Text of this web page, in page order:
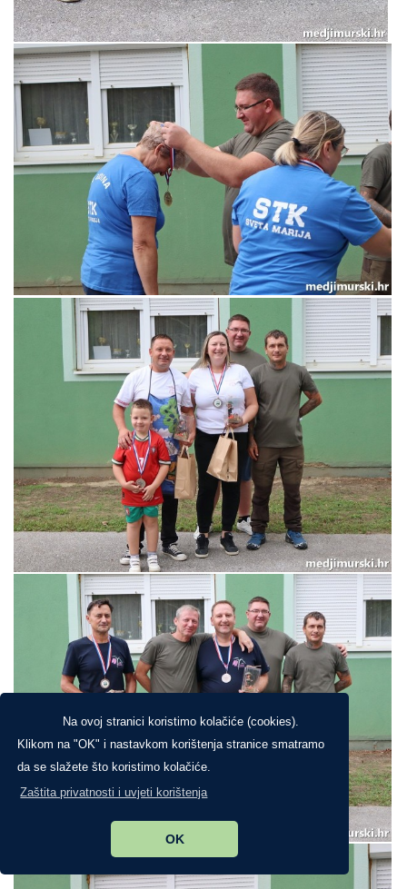
Na ovoj stranici koristimo kolačiće (cookies).
Klikom na "OK" i nastavkom korištenja stranice smatramo
da se slažete što koristimo kolačiće.
Zaštita privatnosti i uvjeti korištenja
OK